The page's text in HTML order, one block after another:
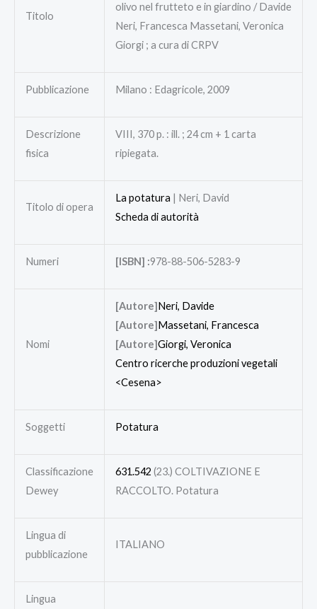
Titolo
olivo nel frutteto e in giardino / Davide
Neri, Francesca Massetani, Veronica
Giorgi ; a cura di CRPV
Pubblicazione Milano : Edagricole, 2009
Descrizione
fisica
VIII, 370 p. : ill. ; 24 cm + 1 carta
ripiegata.
Titolo di opera
La potatura | Neri, David
Scheda di autorità
Numeri [ISBN] :978-88-506-5283-9
Nomi
[Autore]Neri, Davide
[Autore]Massetani, Francesca
[Autore]Giorgi, Veronica
Centro ricerche produzioni vegetali
<Cesena>
Soggetti Potatura
Classificazione
Dewey
631.542 (23.) COLTIVAZIONE E
RACCOLTO. Potatura
Lingua di
pubblicazione
ITALIANO
Lingua